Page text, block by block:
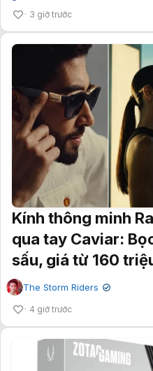
3 giờ trước
Kính thông minh
qua tay Caviar:
sấu, giá từ 160
The Storm Riders ✔
4 giờ trước